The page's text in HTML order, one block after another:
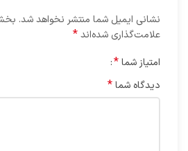
نشانی ایمیل شما منتشر نخواهد شد.
علامت‌گذاری شده‌اند*
امتیاز شما*
دیدگاه شما*